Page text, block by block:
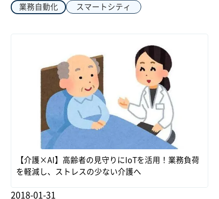
業務自動化 スマートシティ
【介護×AI】高齢者の見守りにIoTを活用！業務負荷
を軽減し、ストレスの少ない介護へ
2018-01-31